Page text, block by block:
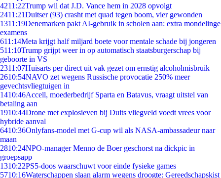
4211:22Trump wil dat J.D. Vance hem in 2028 opvolgt
2411:21Duitser (93) crasht met quad tegen boom, vier gewonden
1311:19Denemarken pakt AI-gebruik in scholen aan: extra mondelinge
examens
611:14Meta krijgt half miljard boete voor mentale schade bij jongeren
511:10Trump grijpt weer in op automatisch staatsburgerschap bij
geboorte in VS
2311:07Huisarts per direct uit vak gezet om ernstig alcoholmisbruik
2610:54NAVO zet wegens Russische provocatie 250% meer
gevechtsvliegtuigen in
1410:46Accell, moederbedrijf Sparta en Batavus, vraagt uitstel van
betaling aan
1910:44Drone met explosieven bij Duits vliegveld voedt vrees voor
hybride aanval
6410:36Onlyfans-model met G-cup wil als NASA-ambassadeur naar
maan
2810:24NPO-manager Menno de Boer geschorst na dickpic in
groepsapp
1310:22PS5-doos waarschuwt voor einde fysieke games
5710:16Waterschappen slaan alarm wegens droogte: Gereedschapskist